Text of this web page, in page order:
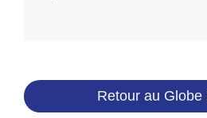
Retour au Globe